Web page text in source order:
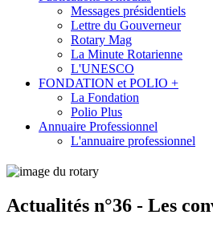
Messages présidentiels
Lettre du Gouverneur
Rotary Mag
La Minute Rotarienne
L'UNESCO
FONDATION et POLIO +
La Fondation
Polio Plus
Annuaire Professionnel
L'annuaire professionnel
Actualités n°36 - Les